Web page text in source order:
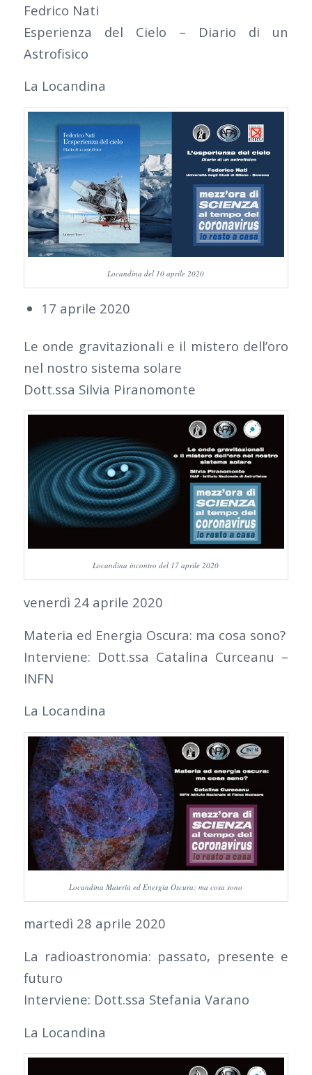
Fedrico Nati
Esperienza del Cielo – Diario di un
Astrofisico
La Locandina
Locandina del 10 aprile 2020
17 aprile 2020
Le onde gravitazionali e il mistero dell’oro
nel nostro sistema solare
Dott.ssa Silvia Piranomonte
Locandina incontro del 17 aprile 2020
venerdì 24 aprile 2020
Materia ed Energia Oscura: ma cosa sono?
Interviene: Dott.ssa Catalina Curceanu –
INFN
La Locandina
Locandina Materia ed Energia Oscura: ma cosa sono
martedì 28 aprile 2020
La radioastronomia: passato, presente e
futuro
Interviene: Dott.ssa Stefania Varano
La Locandina